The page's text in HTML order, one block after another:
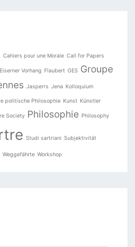
Cahiers pour une Morale Call for Papers
Eiserner Vorhang Flaubert GES Groupe
Jasperrs Jena Kolloquium
politische Philosophie Kunst Künstler
Society Philosophie Philosophy
Studi sartriani Subjektivität
Weggefährte Workshop